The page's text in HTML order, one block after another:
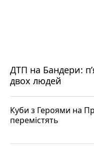
ДТП на Бандери:
двох людей
Куби з Героями на
перемістять